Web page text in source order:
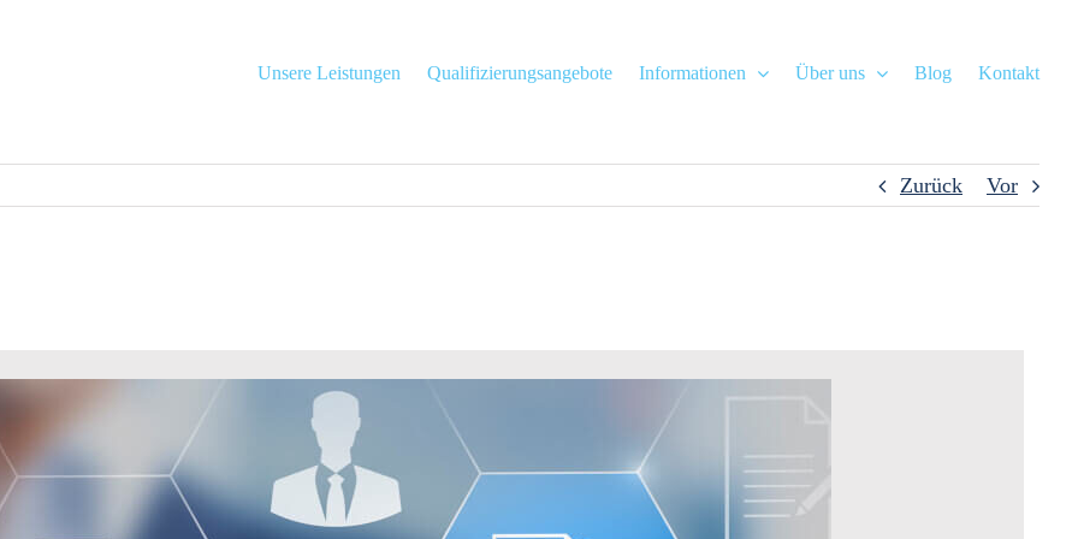
Unsere Leistungen Qualifizierungsangebote Informationen Über uns Blog Kontakt
Zurück Vor